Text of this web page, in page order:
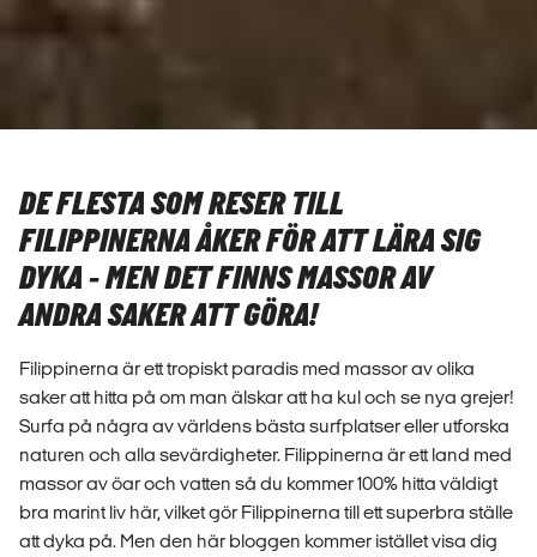
DE FLESTA SOM RESER TILL
FILIPPINERNA ÅKER FÖR ATT LÄRA SIG
DYKA - MEN DET FINNS MASSOR AV
ANDRA SAKER ATT GÖRA!
Filippinerna är ett tropiskt paradis med massor av olika
saker att hitta på om man älskar att ha kul och se nya grejer!
Surfa på några av världens bästa surfplatser eller utforska
naturen och alla sevärdigheter. Filippinerna är ett land med
massor av öar och vatten så du kommer 100% hitta väldigt
bra marint liv här, vilket gör Filippinerna till ett superbra ställe
att dyka på. Men den här bloggen kommer istället visa dig